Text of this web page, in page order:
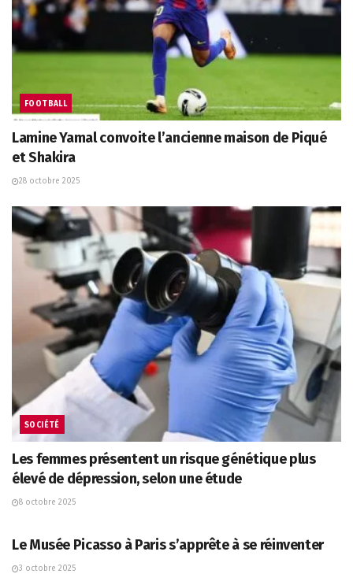
FOOTBALL
Lamine Yamal convoite l’ancienne maison de Piqué
et Shakira
28 octobre 2025
SOCIÉTÉ
Les femmes présentent un risque génétique plus
élevé de dépression, selon une étude
8 octobre 2025
Le Musée Picasso à Paris s’apprête à se réinventer
3 octobre 2025